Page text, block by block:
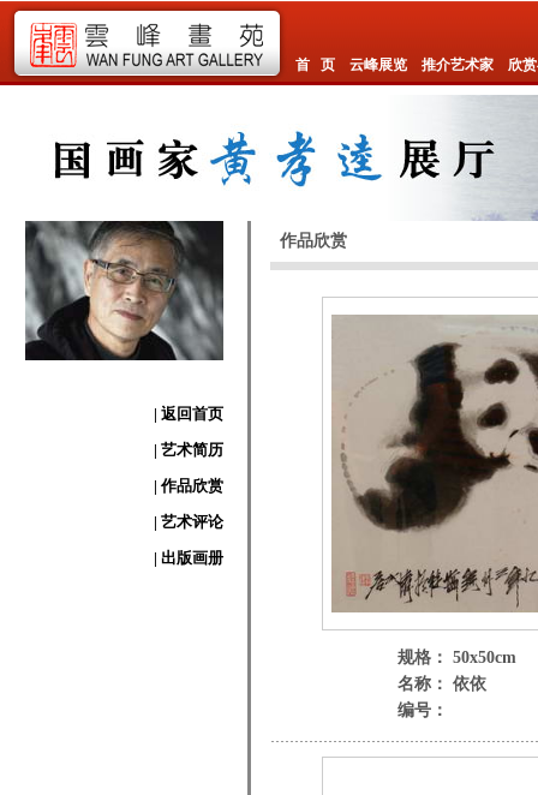
首 页 云峰展览 推介艺术家 欣
| 返回首页
| 艺术简历
| 作品欣赏
| 艺术评论
| 出版画册
作品欣赏
规格： 50x50cm
名称： 依依
编号：